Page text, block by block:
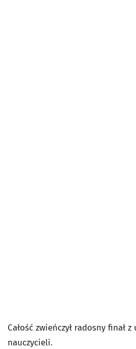
Całość zwieńczył radosny finał
nauczycieli.